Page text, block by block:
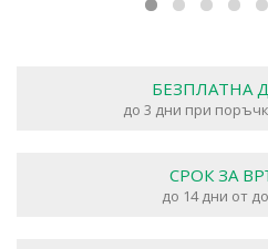
БЕЗПЛАТНА
до 3 дни при
СРОК ЗА
до 14 дни от